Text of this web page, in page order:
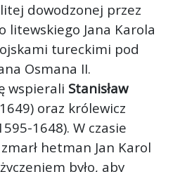
dowodzonej przez
litewskiego Jana Karola
tureckimi pod
Osmana II.
wspierali Stanisław
oraz królewicz
1648). W czasie
hetman Jan Karol
było, aby